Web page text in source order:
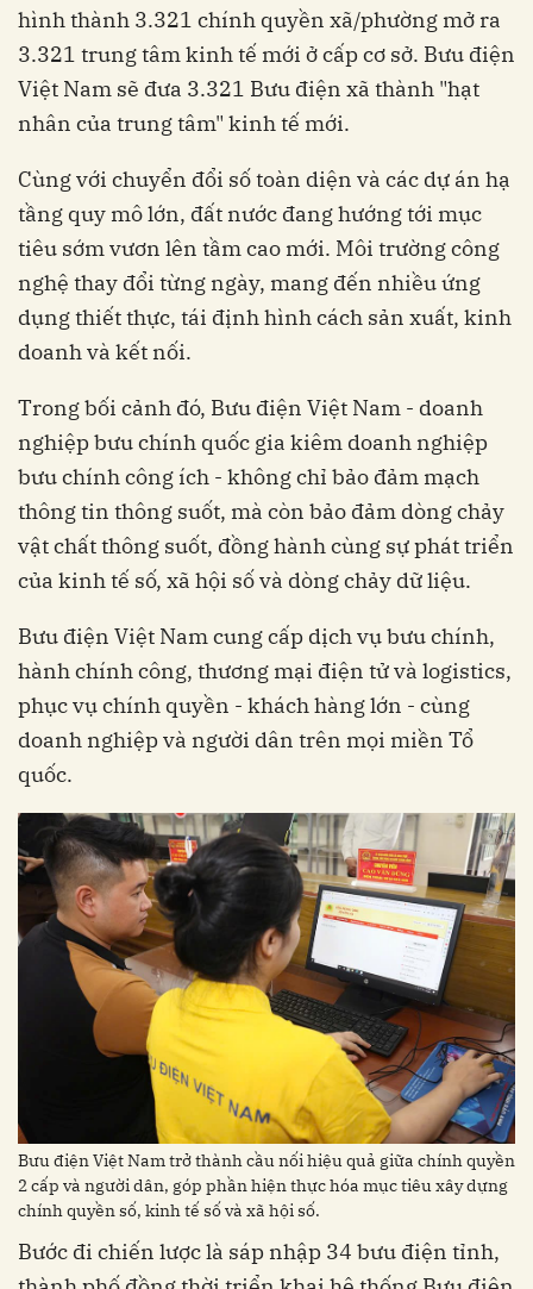
hình thành 3.321 chính quyền xã/phường mở ra
3.321 trung tâm kinh tế mới ở cấp cơ sở. Bưu điện
Việt Nam sẽ đưa 3.321 Bưu điện xã thành "hạt
nhân của trung tâm" kinh tế mới.
Cùng với chuyển đổi số toàn diện và các dự án hạ
tầng quy mô lớn, đất nước đang hướng tới mục
tiêu sớm vươn lên tầm cao mới. Môi trường công
nghệ thay đổi từng ngày, mang đến nhiều ứng
dụng thiết thực, tái định hình cách sản xuất, kinh
doanh và kết nối.
Trong bối cảnh đó, Bưu điện Việt Nam - doanh
nghiệp bưu chính quốc gia kiêm doanh nghiệp
bưu chính công ích - không chỉ bảo đảm mạch
thông tin thông suốt, mà còn bảo đảm dòng chảy
vật chất thông suốt, đồng hành cùng sự phát triển
của kinh tế số, xã hội số và dòng chảy dữ liệu.
Bưu điện Việt Nam cung cấp dịch vụ bưu chính,
hành chính công, thương mại điện tử và logistics,
phục vụ chính quyền - khách hàng lớn - cùng
doanh nghiệp và người dân trên mọi miền Tổ
quốc.
Bưu điện Việt Nam trở thành cầu nối hiệu quả giữa chính quyền
2 cấp và người dân, góp phần hiện thực hóa mục tiêu xây dựng
chính quyền số, kinh tế số và xã hội số.
Bước đi chiến lược là sáp nhập 34 bưu điện tỉnh,